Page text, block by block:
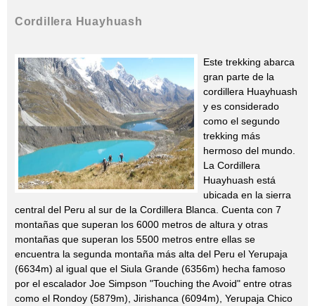
Cordillera Huayhuash
Este trekking abarca
gran parte de la
cordillera Huayhuash
y es considerado
como el segundo
trekking más
hermoso del mundo.
La Cordillera
Huayhuash está
ubicada en la sierra
central del Peru al sur de la Cordillera Blanca. Cuenta con 7
montañas que superan los 6000 metros de altura y otras
montañas que superan los 5500 metros entre ellas se
encuentra la segunda montaña más alta del Peru el Yerupaja
(6634m) al igual que el Siula Grande (6356m) hecha famoso
por el escalador Joe Simpson "Touching the Avoid" entre otras
como el Rondoy (5879m), Jirishanca (6094m), Yerupaja Chico